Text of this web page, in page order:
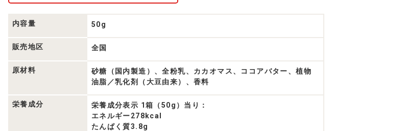
内容量 50g
販売地区 全国
原材料
砂糖（国内製造）、全粉乳、カカオマス、ココアバター、植物
油脂／乳化剤（大豆由来）、香料
栄養成分
栄養成分表示 1箱（50g）当り：
エネルギー278kcal
たんぱく質3.8g